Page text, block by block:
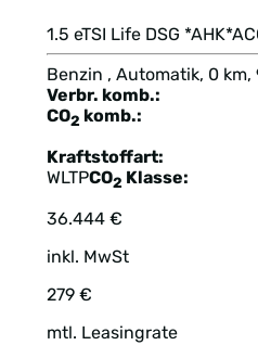
1.5 eTSI Life DSG
Benzin , Automatik, 0 km,
Verbr. komb.:
CO2 komb.:
Kraftstoffart:
WLTPCO2 Klasse:
36.444 €
inkl. MwSt
279 €
mtl. Leasingrate